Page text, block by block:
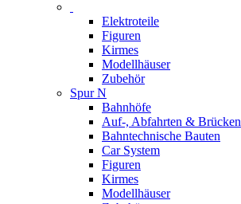
Elektroteile
Figuren
Kirmes
Modellhäuser
Zubehör
Spur N
Bahnhöfe
Auf-, Abfahrten & Brücken
Bahntechnische Bauten
Car System
Figuren
Kirmes
Modellhäuser